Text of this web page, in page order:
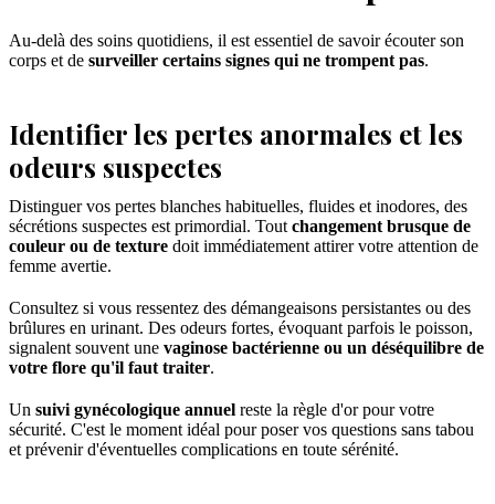
Au-delà des soins quotidiens, il est essentiel de savoir écouter son
corps et de surveiller certains signes qui ne trompent pas.
Identifier les pertes anormales et les
odeurs suspectes
Distinguer vos pertes blanches habituelles, fluides et inodores, des
sécrétions suspectes est primordial. Tout changement brusque de
couleur ou de texture doit immédiatement attirer votre attention de
femme avertie.
Consultez si vous ressentez des démangeaisons persistantes ou des
brûlures en urinant. Des odeurs fortes, évoquant parfois le poisson,
signalent souvent une vaginose bactérienne ou un déséquilibre de
votre flore qu'il faut traiter.
Un suivi gynécologique annuel reste la règle d'or pour votre
sécurité. C'est le moment idéal pour poser vos questions sans tabou
et prévenir d'éventuelles complications en toute sérénité.